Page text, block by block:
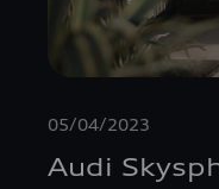
05/04/2023
Audi